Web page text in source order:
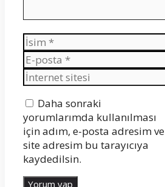
İsim
E-
posta
İnternet
sitesi
Daha sonraki
yorumlarımda kullanılması
için adım, e-posta adresim ve
site adresim bu tarayıcıya
kaydedilsin.